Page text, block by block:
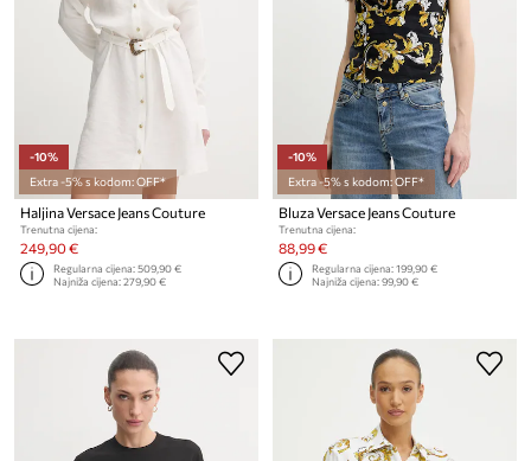
-10%
Extra -5% s kodom: OFF*
Haljina Versace Jeans Couture
Trenutna cijena:
249,90 €
Regularna cijena:509,90 €
Najniža cijena:279,90 €
-10%
Extra -5% s kodom: OFF*
Bluza Versace Jeans Couture
Trenutna cijena:
88,99 €
Regularna cijena:199,90 €
Najniža cijena:99,90 €